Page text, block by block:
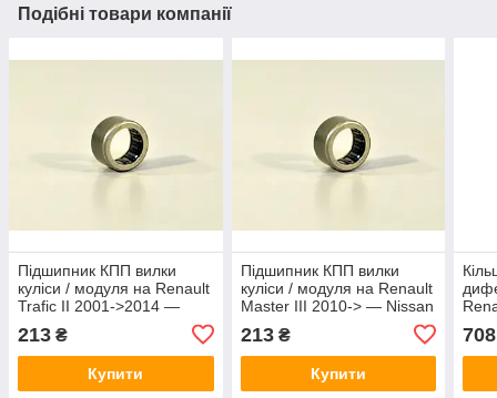
Подібні товари компанії
Підшипник КПП вилки
куліси / модуля на Renault
Trafic II 2001->2014 —
Nissan (Оригінал) - 32553-
00QAA
213 ₴
Купити
Підшипник КПП вилки
куліси / модуля на Renault
Master III 2010-> — Nissan
(Оригінал) - 32553-00QAA
213₴
Купити
708